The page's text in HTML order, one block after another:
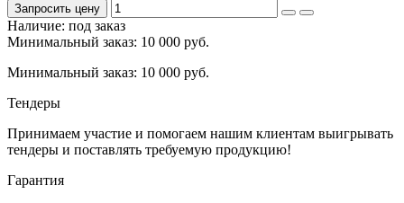
Запросить цену
Наличие: под заказ
Минимальный заказ: 10 000 руб.
Минимальный заказ: 10 000 руб.
Тендеры
Принимаем участие и помогаем нашим клиентам выигрывать
тендеры и поставлять требуемую продукцию!
Гарантия